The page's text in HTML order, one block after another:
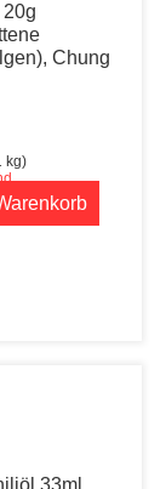
Chung
kg)
33ml